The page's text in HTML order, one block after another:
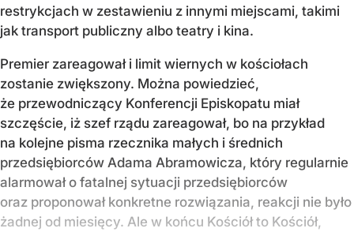
restrykcjach w zestawieniu z innymi miejscami, takimi
jak transport publiczny albo teatry i kina.
Premier zareagował i limit wiernych w kościołach
zostanie zwiększony. Można powiedzieć,
że przewodniczący Konferencji Episkopatu miał
szczęście, iż szef rządu zareagował, bo na przykład
na kolejne pisma rzecznika małych i średnich
przedsiębiorców Adama Abramowicza, który regularnie
alarmował o fatalnej sytuacji przedsiębiorców
oraz proponował konkretne rozwiązania, reakcji nie było
żadnej od miesięcy. Ale w końcu Kościół to Kościół,